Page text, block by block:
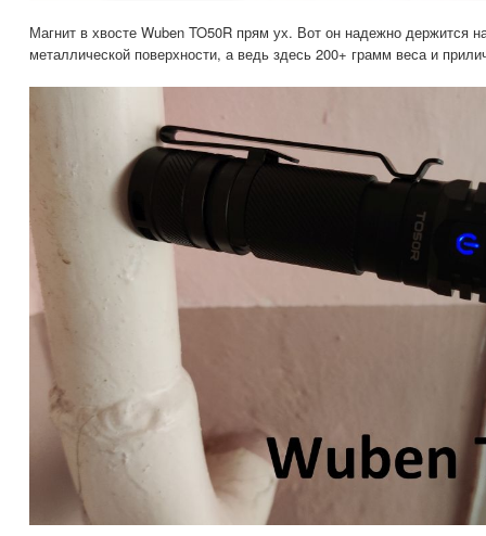
Магнит в хвосте Wuben TO50R прям ух. Вот он надежно держится
металлической поверхности, а ведь здесь 200+ грамм веса и